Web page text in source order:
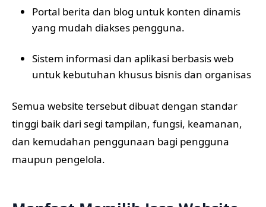
Portal berita dan blog untuk konten dinamis
yang mudah diakses pengguna.
Sistem informasi dan aplikasi berbasis web
untuk kebutuhan khusus bisnis dan organisas
Semua website tersebut dibuat dengan standar
tinggi baik dari segi tampilan, fungsi, keamanan,
dan kemudahan penggunaan bagi pengguna
maupun pengelola.